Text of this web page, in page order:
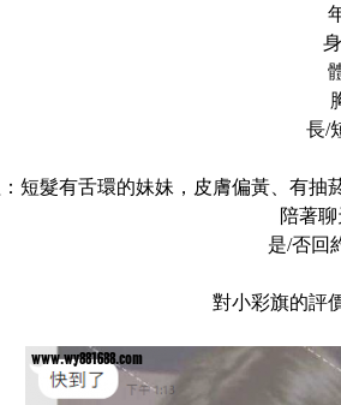
長/
短髮有舌環的妹妹，皮膚偏黃、有抽
陪著聊
是/否回
對小彩旗的評